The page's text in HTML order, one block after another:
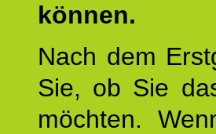
können.
Nach dem
Sie, ob Sie
möchten.